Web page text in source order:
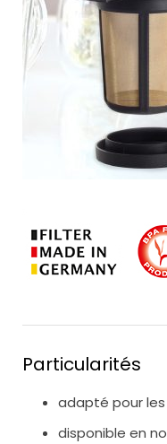
Particularités
adapté pour
disponible en